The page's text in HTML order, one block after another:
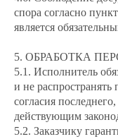
спора согласно
является
5. ОБРАБОТКА
5.1. Исполнитель
и не распространять
согласия
действующим
5.2. Заказчику